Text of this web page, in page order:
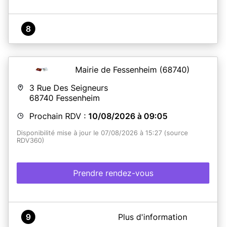
8
Mairie de Fessenheim (68740)
3 Rue Des Seigneurs
68740 Fessenheim
Prochain RDV : 10/08/2026 à 09:05
Disponibilité mise à jour le 07/08/2026 à 15:27 (source
RDV360)
Prendre rendez-vous
A propos de Bureau CNI et passeport - annexe de la
mairie de Fessenheim
9 Plus d'information